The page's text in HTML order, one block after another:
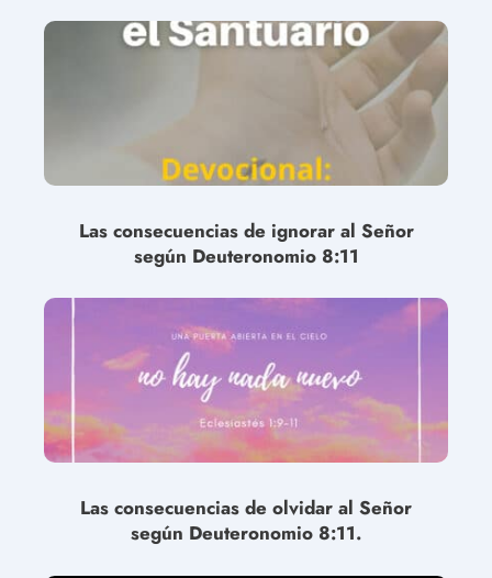
Las consecuencias de ignorar al Señor
según Deuteronomio 8:11
Las consecuencias de olvidar al Señor
según Deuteronomio 8:11.